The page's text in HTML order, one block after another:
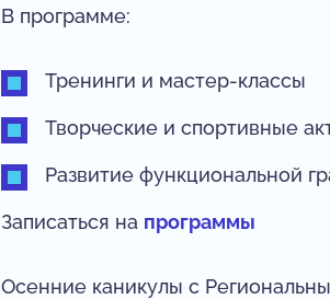
В программе:
Тренинги и мастер-классы
Творческие и спортивные
Развитие функциональной
Записаться на программы
Осенние каникулы с